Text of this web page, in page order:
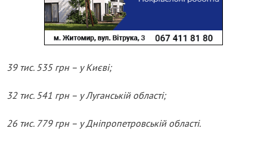
39 тис. 535 грн – у Києві;
32 тис. 541 грн – у Луганській області;
26 тис. 779 грн – у Дніпропетровській області.